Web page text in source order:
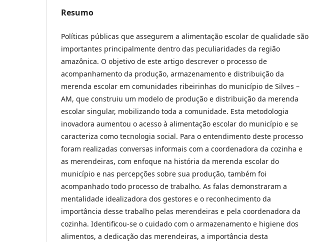
Resumo
Políticas públicas que assegurem a alimentação escolar de qualidade são
importantes principalmente dentro das peculiaridades da região
amazônica. O objetivo de este artigo descrever o processo de
acompanhamento da produção, armazenamento e distribuição da
merenda escolar em comunidades ribeirinhas do município de Silves –
AM, que construiu um modelo de produção e distribuição da merenda
escolar singular, mobilizando toda a comunidade. Esta metodologia
inovadora aumentou o acesso à alimentação escolar do município e se
caracteriza como tecnologia social. Para o entendimento deste processo
foram realizadas conversas informais com a coordenadora da cozinha e
as merendeiras, com enfoque na história da merenda escolar do
município e nas percepções sobre sua produção, também foi
acompanhado todo processo de trabalho. As falas demonstraram a
mentalidade idealizadora dos gestores e o reconhecimento da
importância desse trabalho pelas merendeiras e pela coordenadora da
cozinha. Identificou-se o cuidado com o armazenamento e higiene dos
alimentos, a dedicação das merendeiras, a importância desta